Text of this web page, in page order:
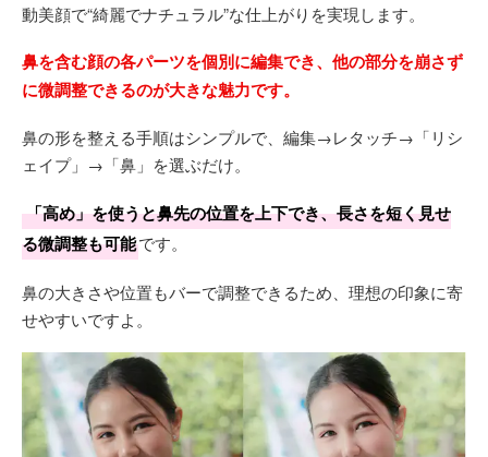
動美顔で“綺麗でナチュラル”な仕上がりを実現します。
鼻を含む顔の各パーツを個別に編集でき、他の部分を崩さず
に微調整できるのが大きな魅力です。
鼻の形を整える手順はシンプルで、編集→レタッチ→「リシ
ェイプ」→「鼻」を選ぶだけ。
「高め」を使うと鼻先の位置を上下でき、長さを短く見せ
る微調整も可能です。
鼻の大きさや位置もバーで調整できるため、理想の印象に寄
せやすいですよ。